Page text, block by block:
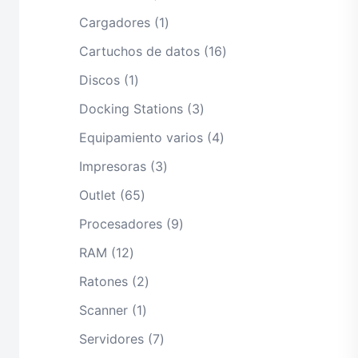
productos
Cargadores 11
producto
Cartuchos de datos 1616
Discos 11
producto
Docking Stations 33
productos
Equipamiento varios 44
Impresoras 33
Outlet 6565
productos
Procesadores 99
RAM 1212
productos
Ratones 22
productos
Scanner 11
producto
Servidores 77